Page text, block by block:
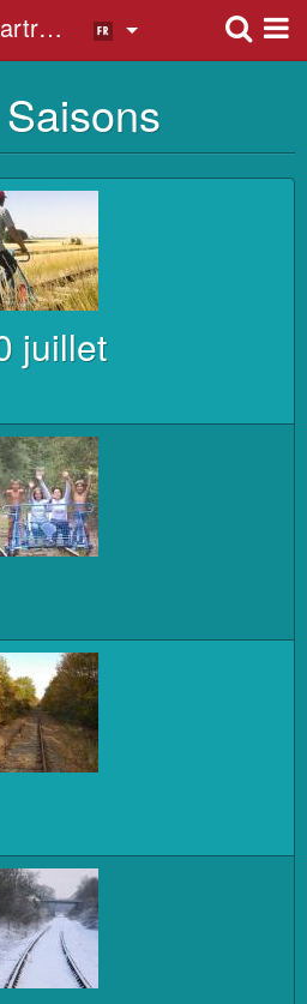
Vélorails du Pays Chartrain
juillet